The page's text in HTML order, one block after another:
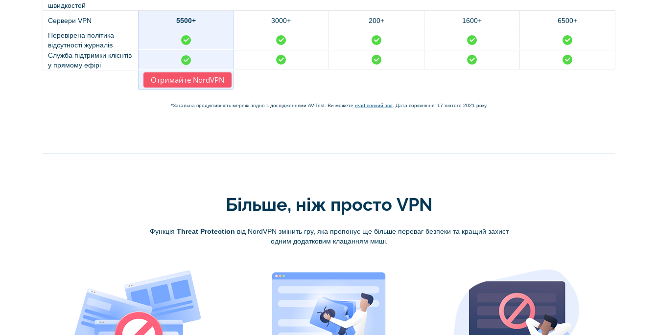
швидкостей
Сервери VPN
5500+ 3000+ 200+ 1600+
6500+
Перевірена політика
відсутності журналів
Служба підтримки клієнтів
у прямому ефірі
Отримайте NordVPN
*Загальна продуктивність мережі згідно з дослідженнями AV-Test. Ви можете read повний звіт. Дата порівняння: 17 лютого 2021 року.
Більше, ніж просто VPN
Функція Threat Protection від NordVPN змінить гру, яка пропонує ще більше переваг безпеки та кращий захист
одним додатковим клацанням миші.